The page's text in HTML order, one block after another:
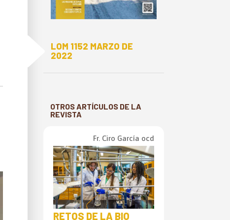
ELOM 1152 MARZO DE
2022
OTROS ARTÍCULOS DE LA
REVISTA
Fr. Ciro García ocd
RETOS DE LA BIO